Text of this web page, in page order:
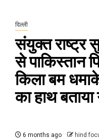
दिल्ली
संयुक्त राष्ट्र
से पाकिस्तान
किला बम
का हाथ बताया
6 months ago hind